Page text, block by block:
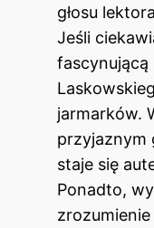
głosu
Jeśli
fascynującą
jarmarków.
przyjaznym
staje się
Ponadto,